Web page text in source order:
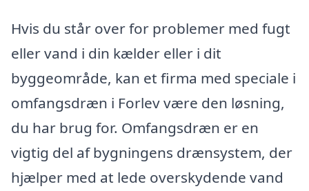
Hvis du står over for problemer med fugt
eller vand i din kælder eller i dit
byggeområde, kan et firma med speciale i
omfangsdræn i Forlev være den løsning,
du har brug for. Omfangsdræn er en
vigtig del af bygningens drænsystem, der
hjælper med at lede overskydende vand